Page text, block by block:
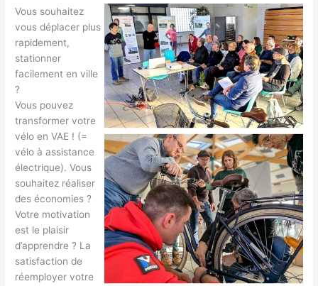
Vous souhaitez
vous déplacer plus
rapidement,
stationner
facilement en ville
?
Vous pouvez
transformer votre
vélo en VAE ! (=
vélo à assistance
électrique). Vous
souhaitez réaliser
des économies ?
Votre motivation
est le plaisir
d’apprendre ? La
satisfaction de
réemployer votre